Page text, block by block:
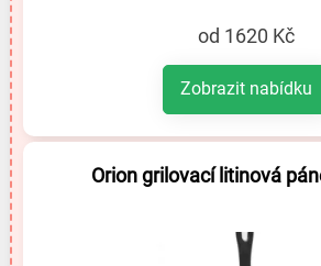
od 1620 Kč
Zobrazit nabídku
Orion grilovací litinová